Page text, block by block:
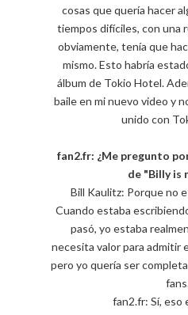
cosas que quería hacer
tiempos difíciles, con una
obviamente, tenía que
mismo. Esto habría
álbum de Tokio Hotel.
baile en mi nuevo video y
unido con
fan2.fr: ¿Me pregunto
de "Billy is
Bill Kaulitz: Porque no
Cuando estaba
pasó, yo estaba
necesita valor para admitir
pero yo quería ser
fan2.fr: Sí, eso